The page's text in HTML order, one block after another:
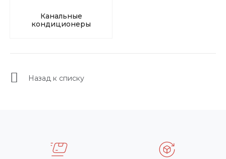
Канальные
кондиционеры
Назад к списку